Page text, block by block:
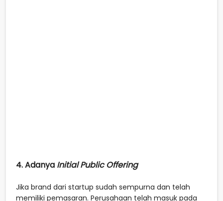
4. Adanya Initial Public Offering
Jika brand dari startup sudah sempurna dan telah
memiliki pemasaran. Perusahaan telah masuk pada